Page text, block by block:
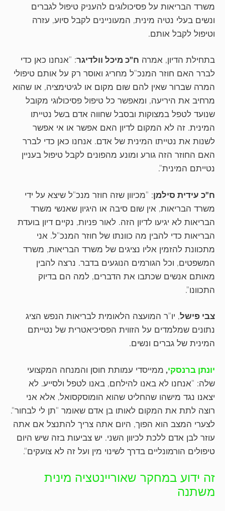
משרד הבריאות על פסיכולוגים להעניק טיפול לגברים
ונשים בעלי נטיה מינית, המעוניינים לקבל סיוע, עזרה
וטיפול לקבל אותם.
בתחילת הדיון, אמרה ח"כ מיכל וולדיגר: "אנחנו כאן כדי
לברר האם חוזר המנכ"ל מחריג ואוסר רק על אותם טיפולי
המרה שברור שאין להם שום מקום או לגיטימציה, או שהוא
מרחיב את היריעה, ומאפשר כל טיפול פסיכולוגי מקובל
שנועד לטפל במצוקות ובסבל שחווה אדם בשל נטייתו
המינית. זה לא המקום לדיון האם אפשר או אי אפשר
לשנות את נטייתו המינית של אדם. אנחנו כאן כדי לברר
האם החוזר הזה גורע ומונע מהפונים לקבל טיפול בעניין
נטייתם המינית".
ח"כ עידית סילמן: "מכיוון שזה חוזר מנכ"ל שיצא על ידי
משרד הבריאות, אין שום סיבה או היגיון שאנשי משרד
הבריאות לא יגיעו לדיון הזה. לאור פניות, נקיים דיון בועדת
הבריאות כדי להבין מה כוונתו של חוזר המנכ"ל. אני
מתכוונת להזמין אליו נציגים של משרד הבריאות, משרד
המשפטים, וכל הגורמים הנוגעים בדבר. נרצה להבין
מאותם אנשים שכתבו את הדברים, למה הם בדיוק
התכוונו".
צבי פישל, יו"ר המועצה הלאומית לבריאות הנפש הציג
נתונים שמלמדים על הזווית הפסיכיאטרית של נטייתם
המינית של גברים ונשים.
יונתן ברנסקי, ממייסדי עמותת חוסן והמנחה המקצועי
שלה: "אנחנו לא באנו להילחם, באנו לטפל ולסייע. לא
יצאנו נגד מישהו שהחליט שהוא הומוסקסואל, אלא אני
רוצה לתת את המקום לאותו בן אדם שאומר "תן לי לבחור".
לצערי המצב הוא הפוך, היום אתה צריך להתנצל אם אתה
עוזר לבן אדם ללכת לכיוון השני. יש צביעות בזה שיש היום
טיפולים הורמונליים בדרך לשינוי מין ועל זה לא צועקים".
זה ידוע במחקר שאוריינטציה מינית
משתנה